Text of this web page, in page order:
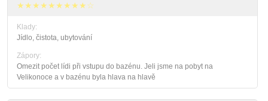
★★★★★★★★★☆
Klady:
Jídlo, čistota, ubytování
Zápory:
Omezit počet lídi při vstupu do bazénu. Jeli jsme na pobyt na
Velikonoce a v bazénu byla hlava na hlavě